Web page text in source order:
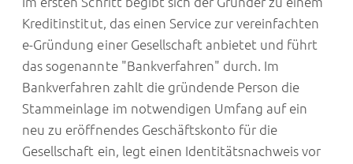
Kreditinstitut, das einen Service zur vereinfachten
e-Gründung einer Gesellschaft anbietet und führt
das sogenannte "Bankverfahren" durch. Im
Bankverfahren zahlt die gründende Person die
Stammeinlage im notwendigen Umfang auf ein
neu zu eröffnendes Geschäftskonto für die
Gesellschaft ein, legt einen Identitätsnachweis vor